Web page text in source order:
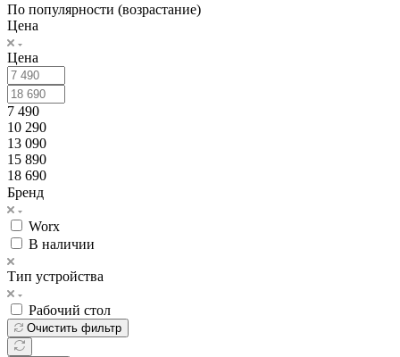
По популярности (возрастание)
Цена
Цена
7 490
10 290
13 090
15 890
18 690
Бренд
Worx
В наличии
Тип устройства
Рабочий стол
Очистить фильтр